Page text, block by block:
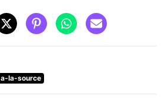
a-la-source